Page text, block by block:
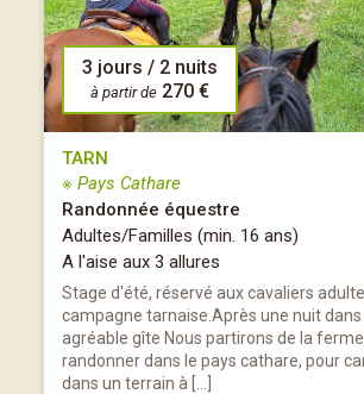
3 jours / 2 nuits
à partir de 270 €
TARN
※ Pays Cathare
Randonnée équestre
Adultes/Familles (min. 16 ans)
A l'aise aux 3 allures
Stage d'été, réservé aux cavaliers
campagne tarnaise.Après une nuit
agréable gîte Nous partirons de la
randonner dans le pays cathare, pour
dans un terrain à […]